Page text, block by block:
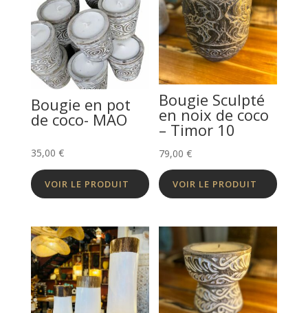
Bougie en pot
de coco- MAO
35,00 €
VOIR LE PRODUIT
Bougie Sculpté
en noix de coco
– Timor 10
79,00€
VOIR LE PRODUIT